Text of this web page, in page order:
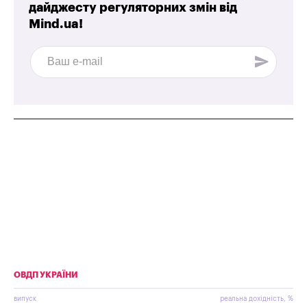
дайджесту регуляторних змін від
Mind.ua!
ОВДП УКРАЇНИ
випуск реальна дохідність, %